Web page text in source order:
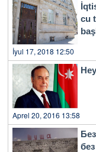
cu
İyul 17, 2018 12:50
Aprel 20, 2016 13:58